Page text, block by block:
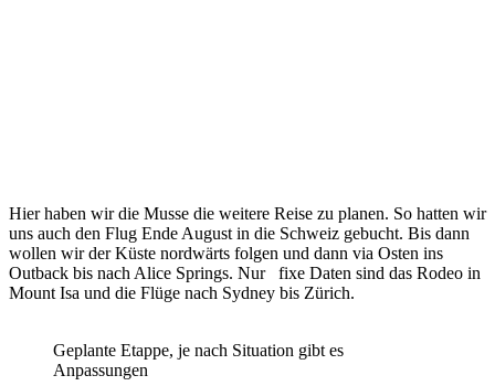
Hier haben wir die Musse die weitere Reise zu planen. So hatten wir
uns auch den Flug Ende August in die Schweiz gebucht. Bis dann
wollen wir der Küste nordwärts folgen und dann via Osten ins
Outback bis nach Alice Springs. Nur fixe Daten sind das Rodeo in
Mount Isa und die Flüge nach Sydney bis Zürich.
Geplante Etappe, je nach Situation gibt es
Anpassungen